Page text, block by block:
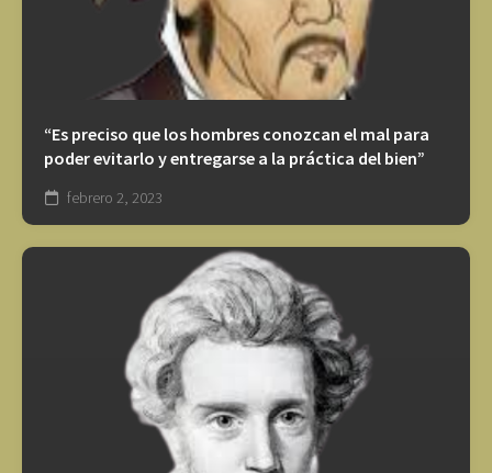
“Es preciso que los hombres conozcan el mal para
poder evitarlo y entregarse a la práctica del bien”
febrero 2, 2023